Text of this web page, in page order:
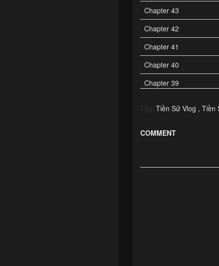
Chapter 43
Chapter 42
Chapter 41
Chapter 40
Chapter 39
Chapter 36
Tiền Sử Vlog Tiền
COMMENT